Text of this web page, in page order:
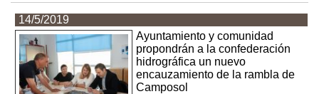
14/5/2019
Ayuntamiento y comunidad
propondrán a la confederación
hidrográfica un nuevo
encauzamiento de la rambla de
Camposol